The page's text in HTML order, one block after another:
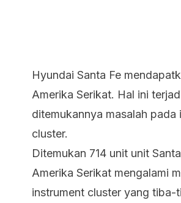
Hyundai Santa Fe
Amerika Serikat. Hal ini
ditemukannya masalah pada
cluster.
Ditemukan 714 unit unit
Amerika Serikat mengalami
instrument cluster yang tiba-